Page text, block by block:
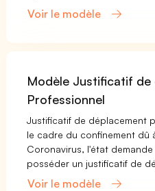
Voir le modèle
Modèle Justificatif de
Professionnel
Justificatif de déplacement
le cadre du confinement dû
Coronavirus, l'état
posséder un justificatif de
Voir le modèle